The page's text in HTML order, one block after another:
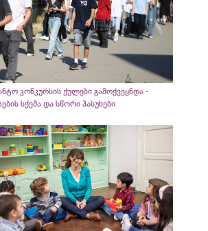
კონკურსის ქულები გამოქვეყნდა -
სქემა და სწორი პასუხები